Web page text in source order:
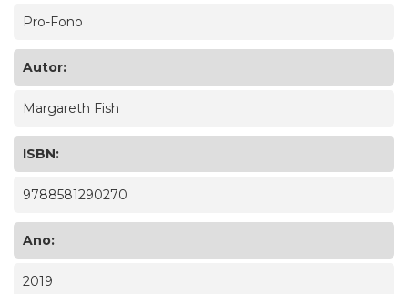
Pro-Fono
Autor:
Margareth Fish
ISBN:
9788581290270
Ano:
2019